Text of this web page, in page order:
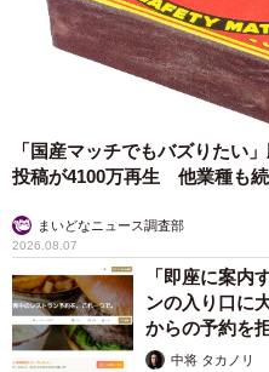
「国産マッチでもバズりたい
投稿が4100万再生 他業種も
まいどなニュース調査部
2026.08.07
「即座に案内
ンの入り口に
からの予約を
中将 タカノリ